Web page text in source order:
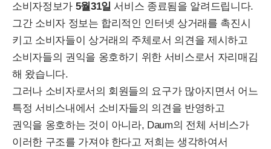
소비자정보가 5월31일 서비스 종료됨을 알려드립니다.
그간 소비자 정보는 합리적인 인터넷 상거래를 촉진시
키고 소비자들이 상거래의 주체로서 의견을 제시하고
소비자들의 권익을 옹호하기 위한 서비스로서 자리매김
해 왔습니다.
그러나 소비자로서의 회원들의 요구가 많아지면서 어느
특정 서비스내에서 소비자들의 의견을 반영하고
권익을 옹호하는 것이 아니라, Daum의 전체 서비스가
이러한 구조를 가져야 한다고 저희는 생각하여서